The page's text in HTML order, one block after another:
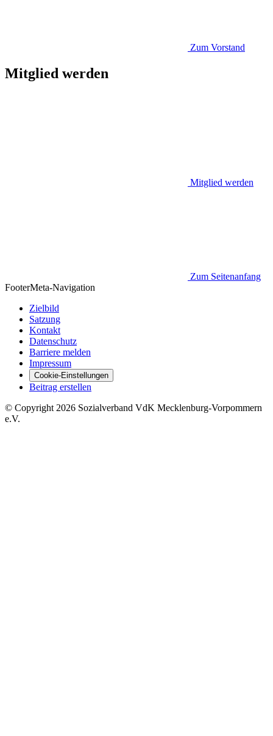
Zum Vorstand
Mitglied werden
Mitglied werden
Zum Seitenanfang
FooterMeta-Navigation
Zielbild
Satzung
Kontakt
Datenschutz
Barriere melden
Impressum
Cookie-Einstellungen
Beitrag erstellen
© Copyright 2026 Sozialverband VdK Mecklenburg-Vorpommern
e.V.